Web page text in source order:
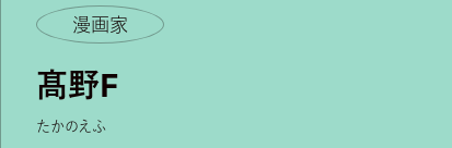
漫画家
髙野F
たかのえふ